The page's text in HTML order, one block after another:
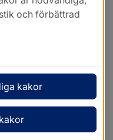
och förbättrad
kakor